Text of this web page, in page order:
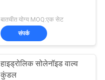
बातचीत योग्य MOQ:एक सेट
संपर्क
हाइड्रोलिक सोलेनॉइड वाल्व
कुंडल